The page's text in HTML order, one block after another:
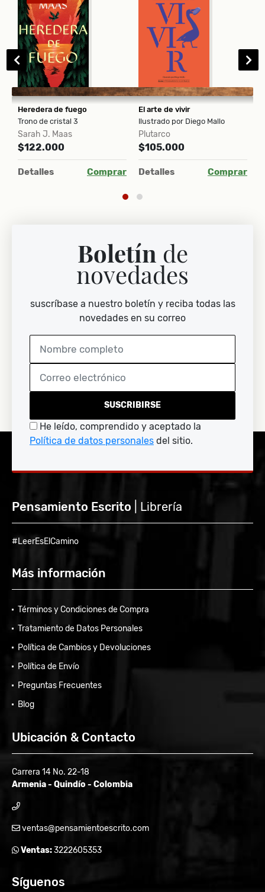
Heredera de fuego
Trono de cristal 3
Sarah J. Maas
$122.000
Detalles Comprar
El arte de vivir
Ilustrado por Diego Mallo
Plutarco
$105.000
Detalles Comprar
Boletín de
novedades
suscríbase a nuestro boletín y reciba todas las
novedades en su correo
SUSCRIBIRSE
He leído, comprendido y aceptado la
Política de datos personales del sitio.
Pensamiento Escrito | Librería
#LeerEsElCamino
Más información
Términos y Condiciones de Compra
Tratamiento de Datos Personales
Política de Cambios y Devoluciones
Política de Envío
Preguntas Frecuentes
Blog
Ubicación & Contacto
Carrera 14 No. 22-18
Armenia - Quindío - Colombia
ventas@pensamientoescrito.com
Ventas:3222605353
Síguenos